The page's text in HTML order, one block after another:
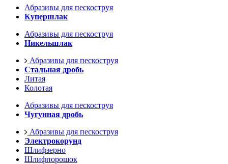
Абразивы для пескоструя
Купершлак
Абразивы для пескоструя
Никельшлак
Абразивы для пескоструя
Стальная дробь
Литая
Колотая
Абразивы для пескоструя
Чугунная дробь
Абразивы для пескоструя
Электрокорунд
Шлифзерно
Шлифпорошок